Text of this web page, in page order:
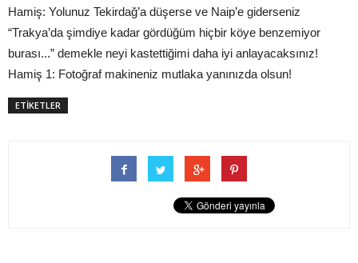
Hamiş: Yolunuz Tekirdağ’a düşerse ve Naip’e giderseniz
“Trakya’da şimdiye kadar gördüğüm hiçbir köye benzemiyor
burası...” demekle neyi kastettiğimi daha iyi anlayacaksınız!
Hamiş 1: Fotoğraf makineniz mutlaka yanınızda olsun!
ETİKETLER